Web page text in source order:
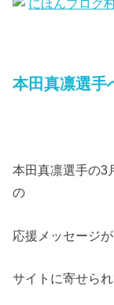
本田真凛選手
本田真凛選手の
の
応援メッセージ
サイトに寄せられ